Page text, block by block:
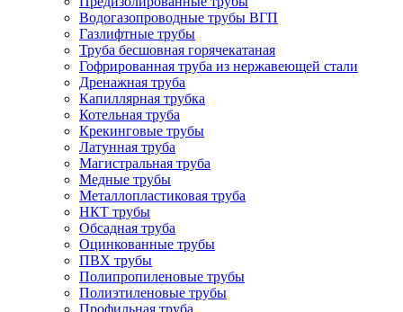
Водогазопроводные трубы ВГП
Газлифтные трубы
Труба бесшовная горячекатаная
Гофрированная труба из нержавеющей стали
Дренажная труба
Капиллярная трубка
Котельная труба
Крекинговые трубы
Латунная труба
Магистральная труба
Медные трубы
Металлопластиковая труба
НКТ трубы
Обсадная труба
Оцинкованные трубы
ПВХ трубы
Полипропиленовые трубы
Полиэтиленовые трубы
Профильная труба